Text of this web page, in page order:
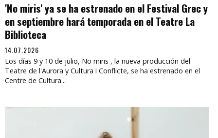
'No miris' ya se ha estrenado en el Festival Grec y
en septiembre hará temporada en el Teatre La
Biblioteca
14.07.2026
Los días 9 y 10 de julio, No miris , la nueva producción del
Teatre de l'Aurora y Cultura i Conflicte, se ha estrenado en el
Centre de Cultura...